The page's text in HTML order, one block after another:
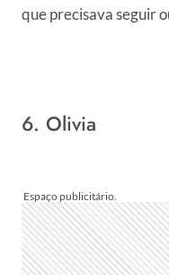
que precisava seguir
6. Olivia